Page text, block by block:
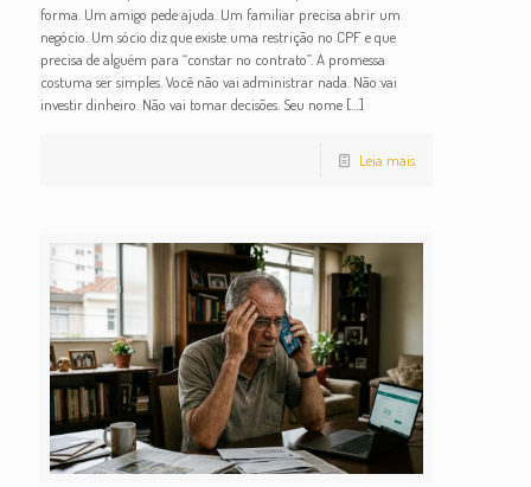
forma. Um amigo pede ajuda. Um familiar precisa abrir um
negócio. Um sócio diz que existe uma restrição no CPF e que
precisa de alguém para “constar no contrato”. A promessa
costuma ser simples. Você não vai administrar nada. Não vai
investir dinheiro. Não vai tomar decisões. Seu nome[…]
Leia mais